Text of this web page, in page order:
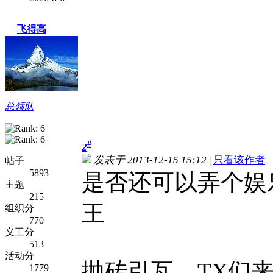
飞得高
总领队
帖子
5893
主题
215
组织分
770
义工分
513
活动分
1779
2#
发表于 2013-12-15 15:12 | 只看该作者
是否还可以弄个
王